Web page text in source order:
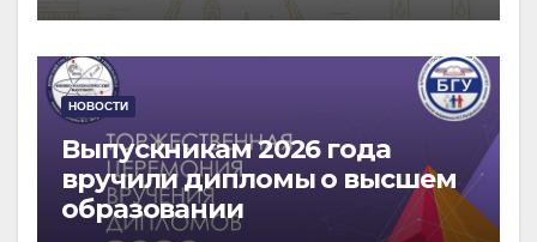
НОВОСТИ
Выпускникам 2026 года
вручили дипломы о высшем
образовании